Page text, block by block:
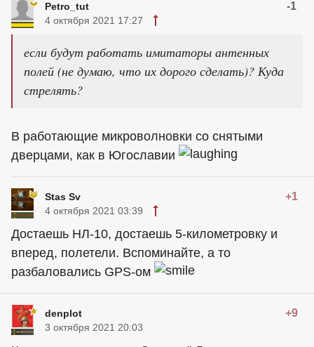
Petro_tut -1
4 октября 2021 17:27
если будут работать имитаторы антенных
полей (не думаю, что их дорого сделать)? Куда
стрелять?
В работающие микроволновки со снятыми
дверцами, как в Югославии
Stas Sv +1
4 октября 2021 03:39
Достаешь НЛ-10, достаешь 5-километровку и
вперед, полетели. Вспоминайте, а то
разбаловались GPS-ом
denplot +9
3 октября 2021 20:03